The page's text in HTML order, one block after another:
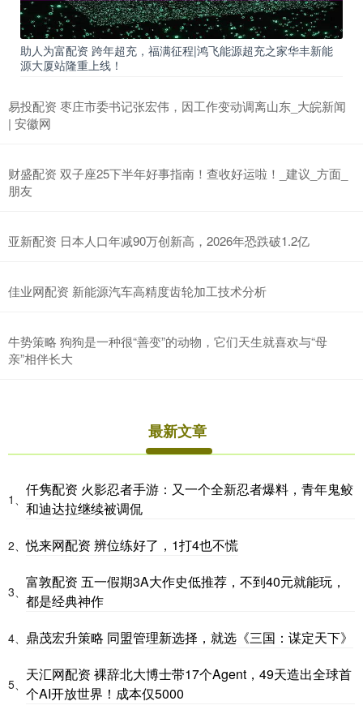
助人为富配资 跨年超充，福满征程|鸿飞能源超充之家华丰新能
源大厦站隆重上线！
易投配资 枣庄市委书记张宏伟，因工作变动调离山东_大皖新闻
| 安徽网
财盛配资 双子座25下半年好事指南！查收好运啦！_建议_方面_
朋友
亚新配资 日本人口年减90万创新高，2026年恐跌破1.2亿
佳业网配资 新能源汽车高精度齿轮加工技术分析
牛势策略 狗狗是一种很“善变”的动物，它们天生就喜欢与“母
亲”相伴长大
最新文章
1、
仟隽配资 火影忍者手游：又一个全新忍者爆料，青年鬼鲛
和迪达拉继续被调侃
2、悦来网配资 辨位练好了，1打4也不慌
3、
富敦配资 五一假期3A大作史低推荐，不到40元就能玩，
都是经典神作
4、 鼎茂宏升策略 同盟管理新选择，就选《三国：谋定天下》
5、
天汇网配资 裸辞北大博士带17个Agent，49天造出全球首
个AI开放世界！成本仅5000